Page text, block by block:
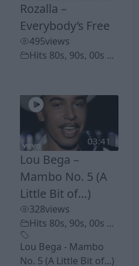
Rozalla –
Everybody’s Free
495views
Hits 80s, 90s, 00s ...
03:41
Lou Bega –
Mambo No. 5 (A
Little Bit of…)
328views
Hits 80s, 90s, 00s ...
Lou Bega - Mambo
No. 5 (A Little Bit of...)